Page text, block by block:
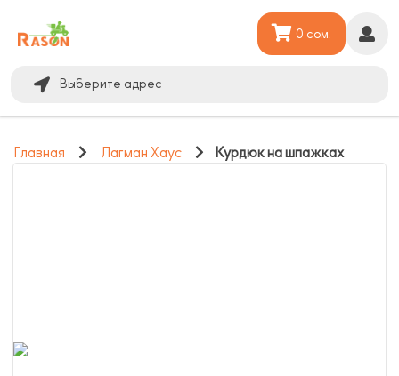
Выберите адрес
0 сом.
Главная Лагман Хаус Курдюк на шпажках